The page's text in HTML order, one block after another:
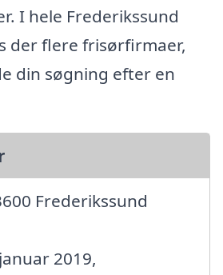
I hele Frederikssund
der flere frisørfirmaer,
din søgning efter en
Frederikssund
2019,